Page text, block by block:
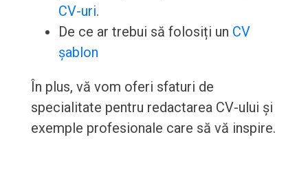
CV-uri.
De ce ar trebui să folosiți un CV
șablon
În plus, vă vom oferi sfaturi de
specialitate pentru redactarea CV-ului și
exemple profesionale care să vă inspire.